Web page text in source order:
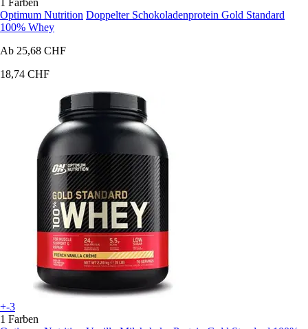
1 Farben
Optimum Nutrition Doppelter Schokoladenprotein Gold Standard
100% Whey
Ab 25,68 CHF
18,74 CHF
+-3
1 Farben